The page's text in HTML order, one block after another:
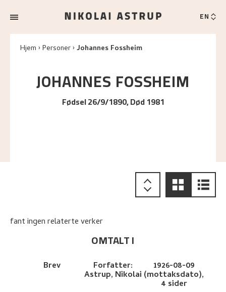
EN
Hjem Personer Johannes Fossheim
JOHANNES FOSSHEIM
Fødsel 26/9/1890, Død 1981
fant ingen relaterte verker
OMTALT I
Brev Forfatter:
Astrup, Nikolai
1926-08-09
(mottaksdato),
4 sider